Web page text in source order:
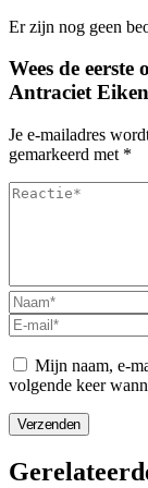
Er zijn nog geen
Wees de
Antraciet
Je e-mailadres
gemarkeerd met *
Mijn naam, e-
volgende keer
Verzenden